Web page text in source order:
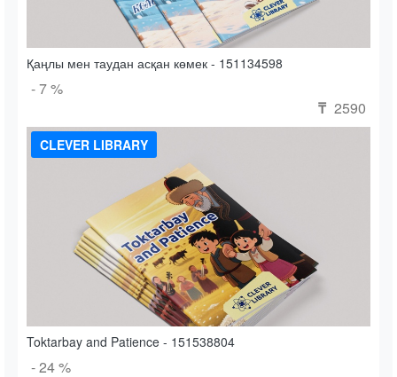
Қаңлы мен таудан асқан көмек - 151134598
- 7 %
₸ 2590
CLEVER LIBRARY
Toktarbay and Patience - 151538804
- 24 %